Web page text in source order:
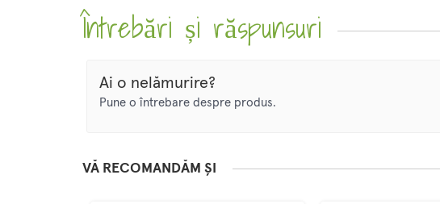
Întrebări și răspunsuri
Ai o nelămurire?
Pune o întrebare despre produs.
VĂ RECOMANDĂM ȘI